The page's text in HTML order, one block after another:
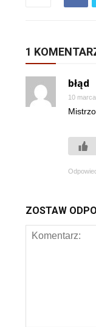
1
błąd
10
ZOSTAW